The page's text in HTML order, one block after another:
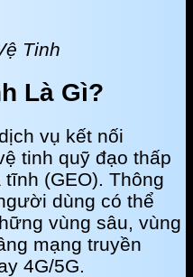
Tinh
Là Gì?
vụ kết nối
tinh quỹ đạo thấp
(GEO). Thông
dùng có thể
vùng sâu, vùng
mạng truyền
4G/5G.